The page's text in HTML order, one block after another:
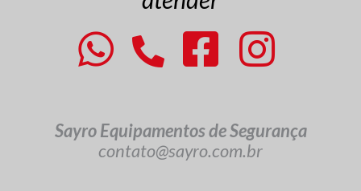
Sayro Equipamentos de Segurança
contato@sayro.com.br